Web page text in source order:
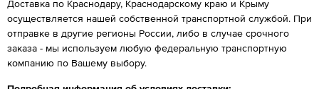
Доставка по Краснодару, Краснодарскому краю и Крыму
осуществляется нашей собственной транспортной службой. При
отправке в другие регионы России, либо в случае срочного
заказа - мы используем любую федеральную транспортную
компанию по Вашему выбору.